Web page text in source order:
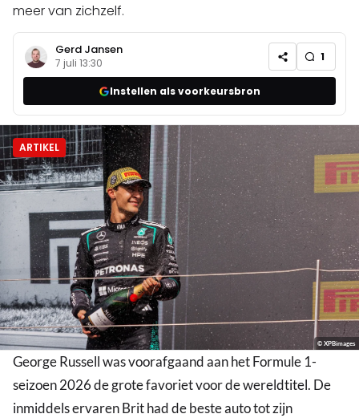
meer van zichzelf.
Gerd Jansen
7 juli 13:30 1
Instellen als voorkeursbron
ARTIKEL
© XPBimages
George Russell was voorafgaand aan het Formule 1-
seizoen 2026 de grote favoriet voor de wereldtitel. De
inmiddels ervaren Brit had de beste auto tot zijn